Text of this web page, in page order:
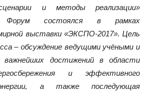
и методы реализации»
Форум состоялся в рамках
выставки «ЭКСПО-2017». Цель
– обсуждение ведущими учёными и
важнейших достижений в области
и эффективного
энергии, а также последующая